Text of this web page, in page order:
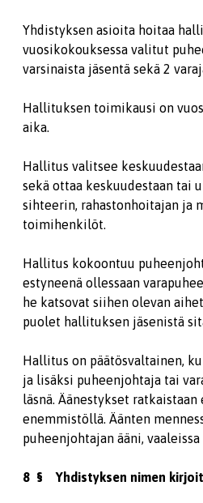
Yhdistyksen asioita hoitaa
vuosikokouksessa valitut
varsinaista jäsentä sekä 2
Hallituksen toimikausi on
aika.
Hallitus valitsee
sekä ottaa keskuudestaan tai
sihteerin, rahastonhoitajan ja
toimihenkilöt.
Hallitus kokoontuu
estyneenä ollessaan
he katsovat siihen olevan
puolet hallituksen jäsenistä
Hallitus on päätösvaltainen,
ja lisäksi puheenjohtaja tai
läsnä. Äänestykset
enemmistöllä. Äänten
puheenjohtajan ääni,
8 § Yhdistyksen nimen